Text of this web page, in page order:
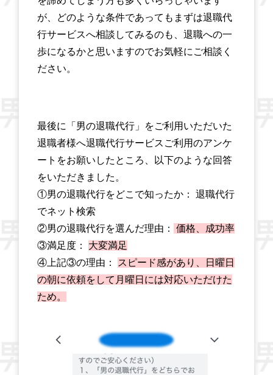
が、どのような条件であってもまずは退職代
行サービスへ相談してみるのも、退職への一
歩になるかと思いますのでお気軽にご相談く
ださい。
最後に「男の退職代行」をご利用いただいた
退職者様へ退職代行サービスご利用のアンケ
ートをお願いしたところ、以下のような回答
をいただきました。
①男の退職代行をどこで知ったか： 退職代行
でネット検索
②男の退職代行を選んだ理由：
価格、成功率
③満足度： 大変満足
④上記③の理由： スピード感があり、日曜日
の朝に依頼をして月曜日には対応いただけた
ため。